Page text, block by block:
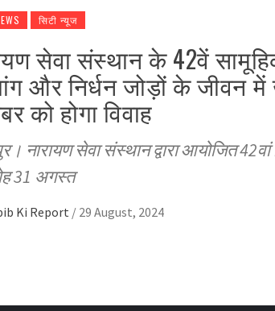
सिटी न्यूज
सेवा संस्थान के 42वें
और निर्धन जोड़ों के जीवन
को होगा विवाह
नारायण सेवा संस्थान द्वारा आयोजित 42वां
31 अगस्त
Ki Report / 29 August, 2024